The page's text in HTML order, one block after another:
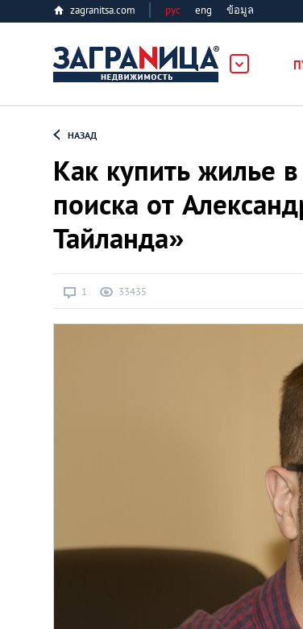
zagranitsa.com рус eng ข้อมูล
Все города
Астана
Москва
НАЗАД
Как купить жилье
поиска от
Тайланда»
1 33435